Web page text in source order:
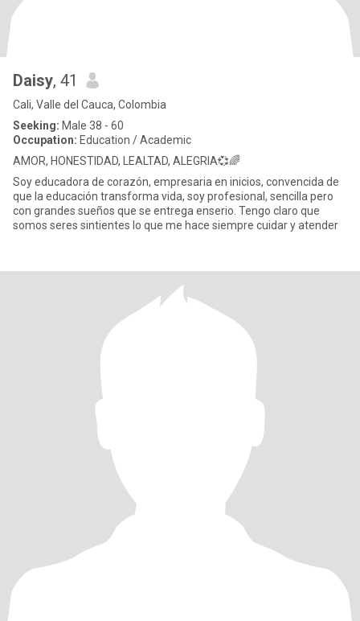
Daisy, 41
Cali, Valle del Cauca, Colombia
Seeking: Male 38 - 60
Occupation: Education / Academic
AMOR, HONESTIDAD, LEALTAD, ALEGRIA💞🌈
Soy educadora de corazón, empresaria en inicios, convencida de
que la educación transforma vida, soy profesional, sencilla pero
con grandes sueños que se entrega enserio. Tengo claro que
somos seres sintientes lo que me hace siempre cuidar y atender